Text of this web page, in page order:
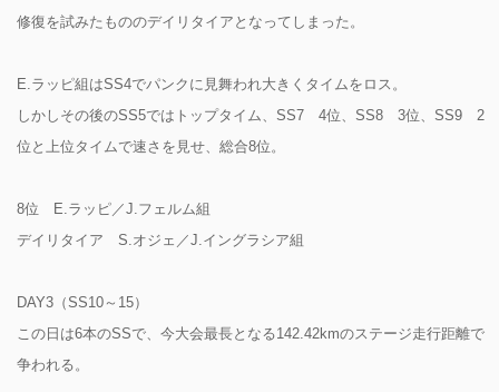
修復を試みたもののデイリタイアとなってしまった。
E.ラッピ組はSS4でパンクに見舞われ大きくタイムをロス。
しかしその後のSS5ではトップタイム、SS7 4位、SS8 3位、SS9 2
位と上位タイムで速さを見せ、総合8位。
8位 E.ラッピ／J.フェルム組
デイリタイア S.オジェ／J.イングラシア組
DAY3（SS10～15）
この日は6本のSSで、今大会最長となる142.42kmのステージ走行距離で
争われる。